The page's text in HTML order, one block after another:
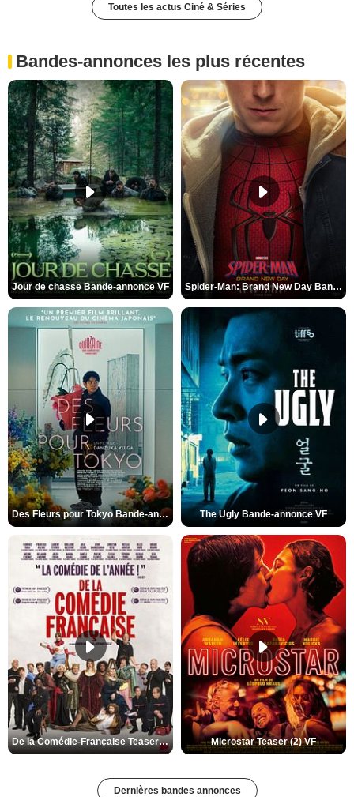
Toutes les actus Ciné & Séries
Bandes-annonces les plus récentes
Jour de chasse Bande-annonce VF Spider-Man: Brand New Day Bande-annonce (3) VO STFR
Des Fleurs pour Tokyo Bande-annonce VO STFR The Ugly Bande-annonce VF
De la Comédie-Française Teaser (3) VF Microstar Teaser (2) VF
Dernières bandes annonces